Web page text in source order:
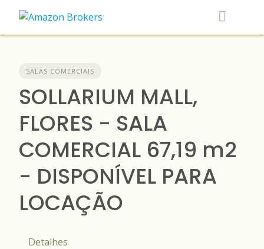
content
SALAS COMERCIAIS
SOLLARIUM MALL,
FLORES - SALA
COMERCIAL 67,19 m2
- DISPONÍVEL PARA
LOCAÇÃO
Detalhes